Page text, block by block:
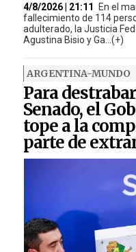
4/8/2026 | 21:11
En el
fallecimiento de 114
adulterado, la Justicia
Agustina Bisio y Ga...(+)
ARGENTINA-MUNDO
Para
Senado, el
tope a la
parte de